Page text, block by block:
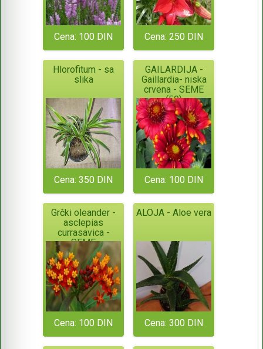
Cena: 100 DIN Cena: 250 DIN
Hlorofitum - sa
slika
Cena: 350 DIN
GAILARDIJA -
Gaillardia- niska
crvena - SEME
(50)
Cena: 100 DIN
Grčki oleander -
asclepias
currasavica -
SEME
Cena: 100 DIN
ALOJA - Aloe vera
Cena: 300 DIN